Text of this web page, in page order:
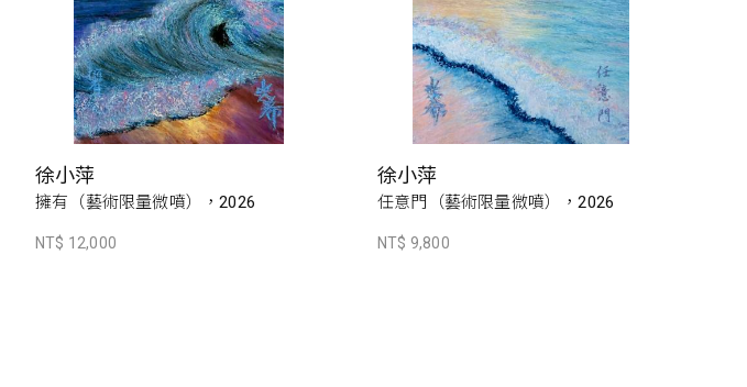
徐小萍
擁有（藝術限量微噴），2026
NT$ 12,000
徐小萍
任意門（藝術限量微噴），2026
NT$ 9,800